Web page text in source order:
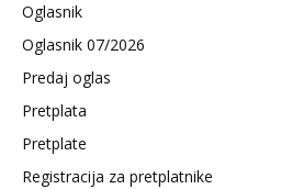
Oglasnik
Oglasnik 07/2026
Predaj oglas
Pretplata
Pretplate
Registracija za pretplatnike